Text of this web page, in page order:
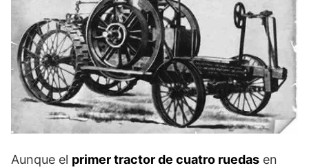
Aunque el primer tractor de cuatro ruedas en